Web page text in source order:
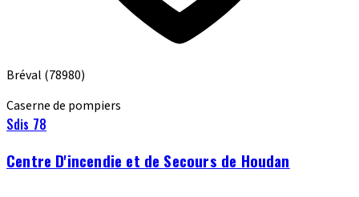
Bréval (78980)
Caserne de pompiers
Sdis 78
Centre D'incendie et de Secours de Houdan